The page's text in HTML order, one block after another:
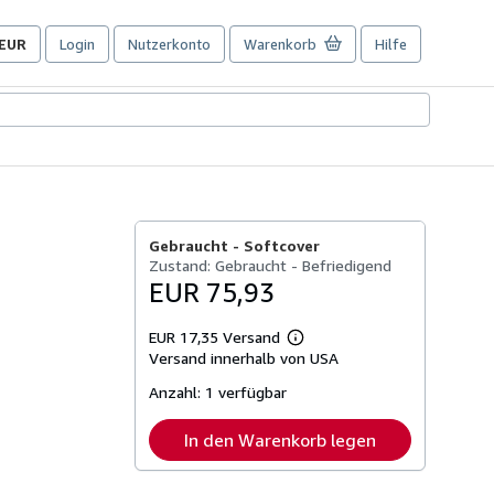
EUR
Login Nutzerkonto Warenkorb Hilfe
Gebraucht - Softcover
Zustand: Gebraucht - Befriedigend
EUR 75,93
EUR 17,35 Versand
Weitere
Informationen
Versand innerhalb von USA
Anzahl: 1 verfügbar
In den Warenkorb legen